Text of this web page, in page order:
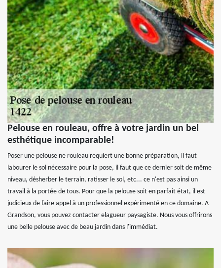
Pelouse en rouleau, offre à votre jardin un bel
esthétique incomparable!
Poser une pelouse ne rouleau requiert une bonne préparation, il faut
labourer le sol nécessaire pour la pose, il faut que ce dernier soit de même
niveau, désherber le terrain, ratisser le sol, etc... ce n'est pas ainsi un
travail à la portée de tous. Pour que la pelouse soit en parfait état, il est
judicieux de faire appel à un professionnel expérimenté en ce domaine. A
Grandson, vous pouvez contacter elagueur paysagiste. Nous vous offrirons
une belle pelouse avec de beau jardin dans l'immédiat.